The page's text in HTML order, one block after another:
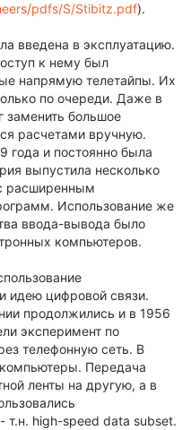
pdfs/S/Stibitz.pdf).
введена в эксплуатацию.
к нему был
напрямую телетайпы. Их
по очереди. Даже в
большое
расчетами вручную.
года и постоянно была
выпустила несколько
расширенным
Использование же
ввода-вывода было
компьютеров.
идею цифровой связи.
продолжились и в 1956
эксперимент по
телефонную сеть. В
Передача
ленты на другую, а в
high-speed data subset.